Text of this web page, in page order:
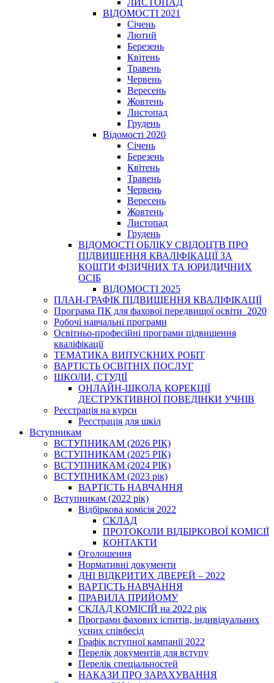
ЛИСТОПАД
ВІДОМОСТІ 2021
Січень
Лютий
Березень
Квітень
Травень
Червень
Вересень
Жовтень
Листопад
Грудень
Відомості 2020
Січень
Березень
Квітень
Травень
Червень
Вересень
Жовтень
Листопад
Грудень
ВІДОМОСТІ ОБЛІКУ СВІДОЦТВ ПРО
ПІДВИЩЕННЯ КВАЛІФІКАЦІЇ ЗА
КОШТИ ФІЗИЧНИХ ТА ЮРИДИЧНИХ
ОСІБ
ВІДОМОСТІ 2025
ПЛАН-ГРАФІК ПІДВИЩЕННЯ КВАЛІФІКАЦІЇ
Програма ПК для фахової передвищої освіти_2020
Робочі навчальні програми
Освітньо-професійні програми підвищення
кваліфікації
ТЕМАТИКА ВИПУСКНИХ РОБІТ
ВАРТІСТЬ ОСВІТНІХ ПОСЛУГ
ШКОЛИ, СТУДІЇ
ОНЛАЙН-ШКОЛА КОРЕКЦІЇ
ДЕСТРУКТИВНОЇ ПОВЕДІНКИ УЧНІВ
Реєстрація на курси
Реєстрація для шкіл
Вступникам
ВСТУПНИКАМ (2026 РІК)
ВСТУПНИКАМ (2025 РІК)
ВСТУПНИКАМ (2024 РІК)
ВСТУПНИКАМ (2023 рік)
ВАРТІСТЬ НАВЧАННЯ
Вступникам (2022 рік)
Відбіркова комісія 2022
СКЛАД
ПРОТОКОЛИ ВІДБІРКОВОЇ КОМІСІЇ
КОНТАКТИ
Оголошення
Нормативні документи
ДНІ ВІДКРИТИХ ДВЕРЕЙ – 2022
ВАРТІСТЬ НАВЧАННЯ
ПРАВИЛА ПРИЙОМУ
СКЛАД КОМІСІЙ на 2022 рік
Програми фахових іспитів, індивідуальних
усних співбесід
Графік вступної кампанії 2022
Перелік документів для вступу
Перелік спеціальностей
НАКАЗИ ПРО ЗАРАХУВАННЯ